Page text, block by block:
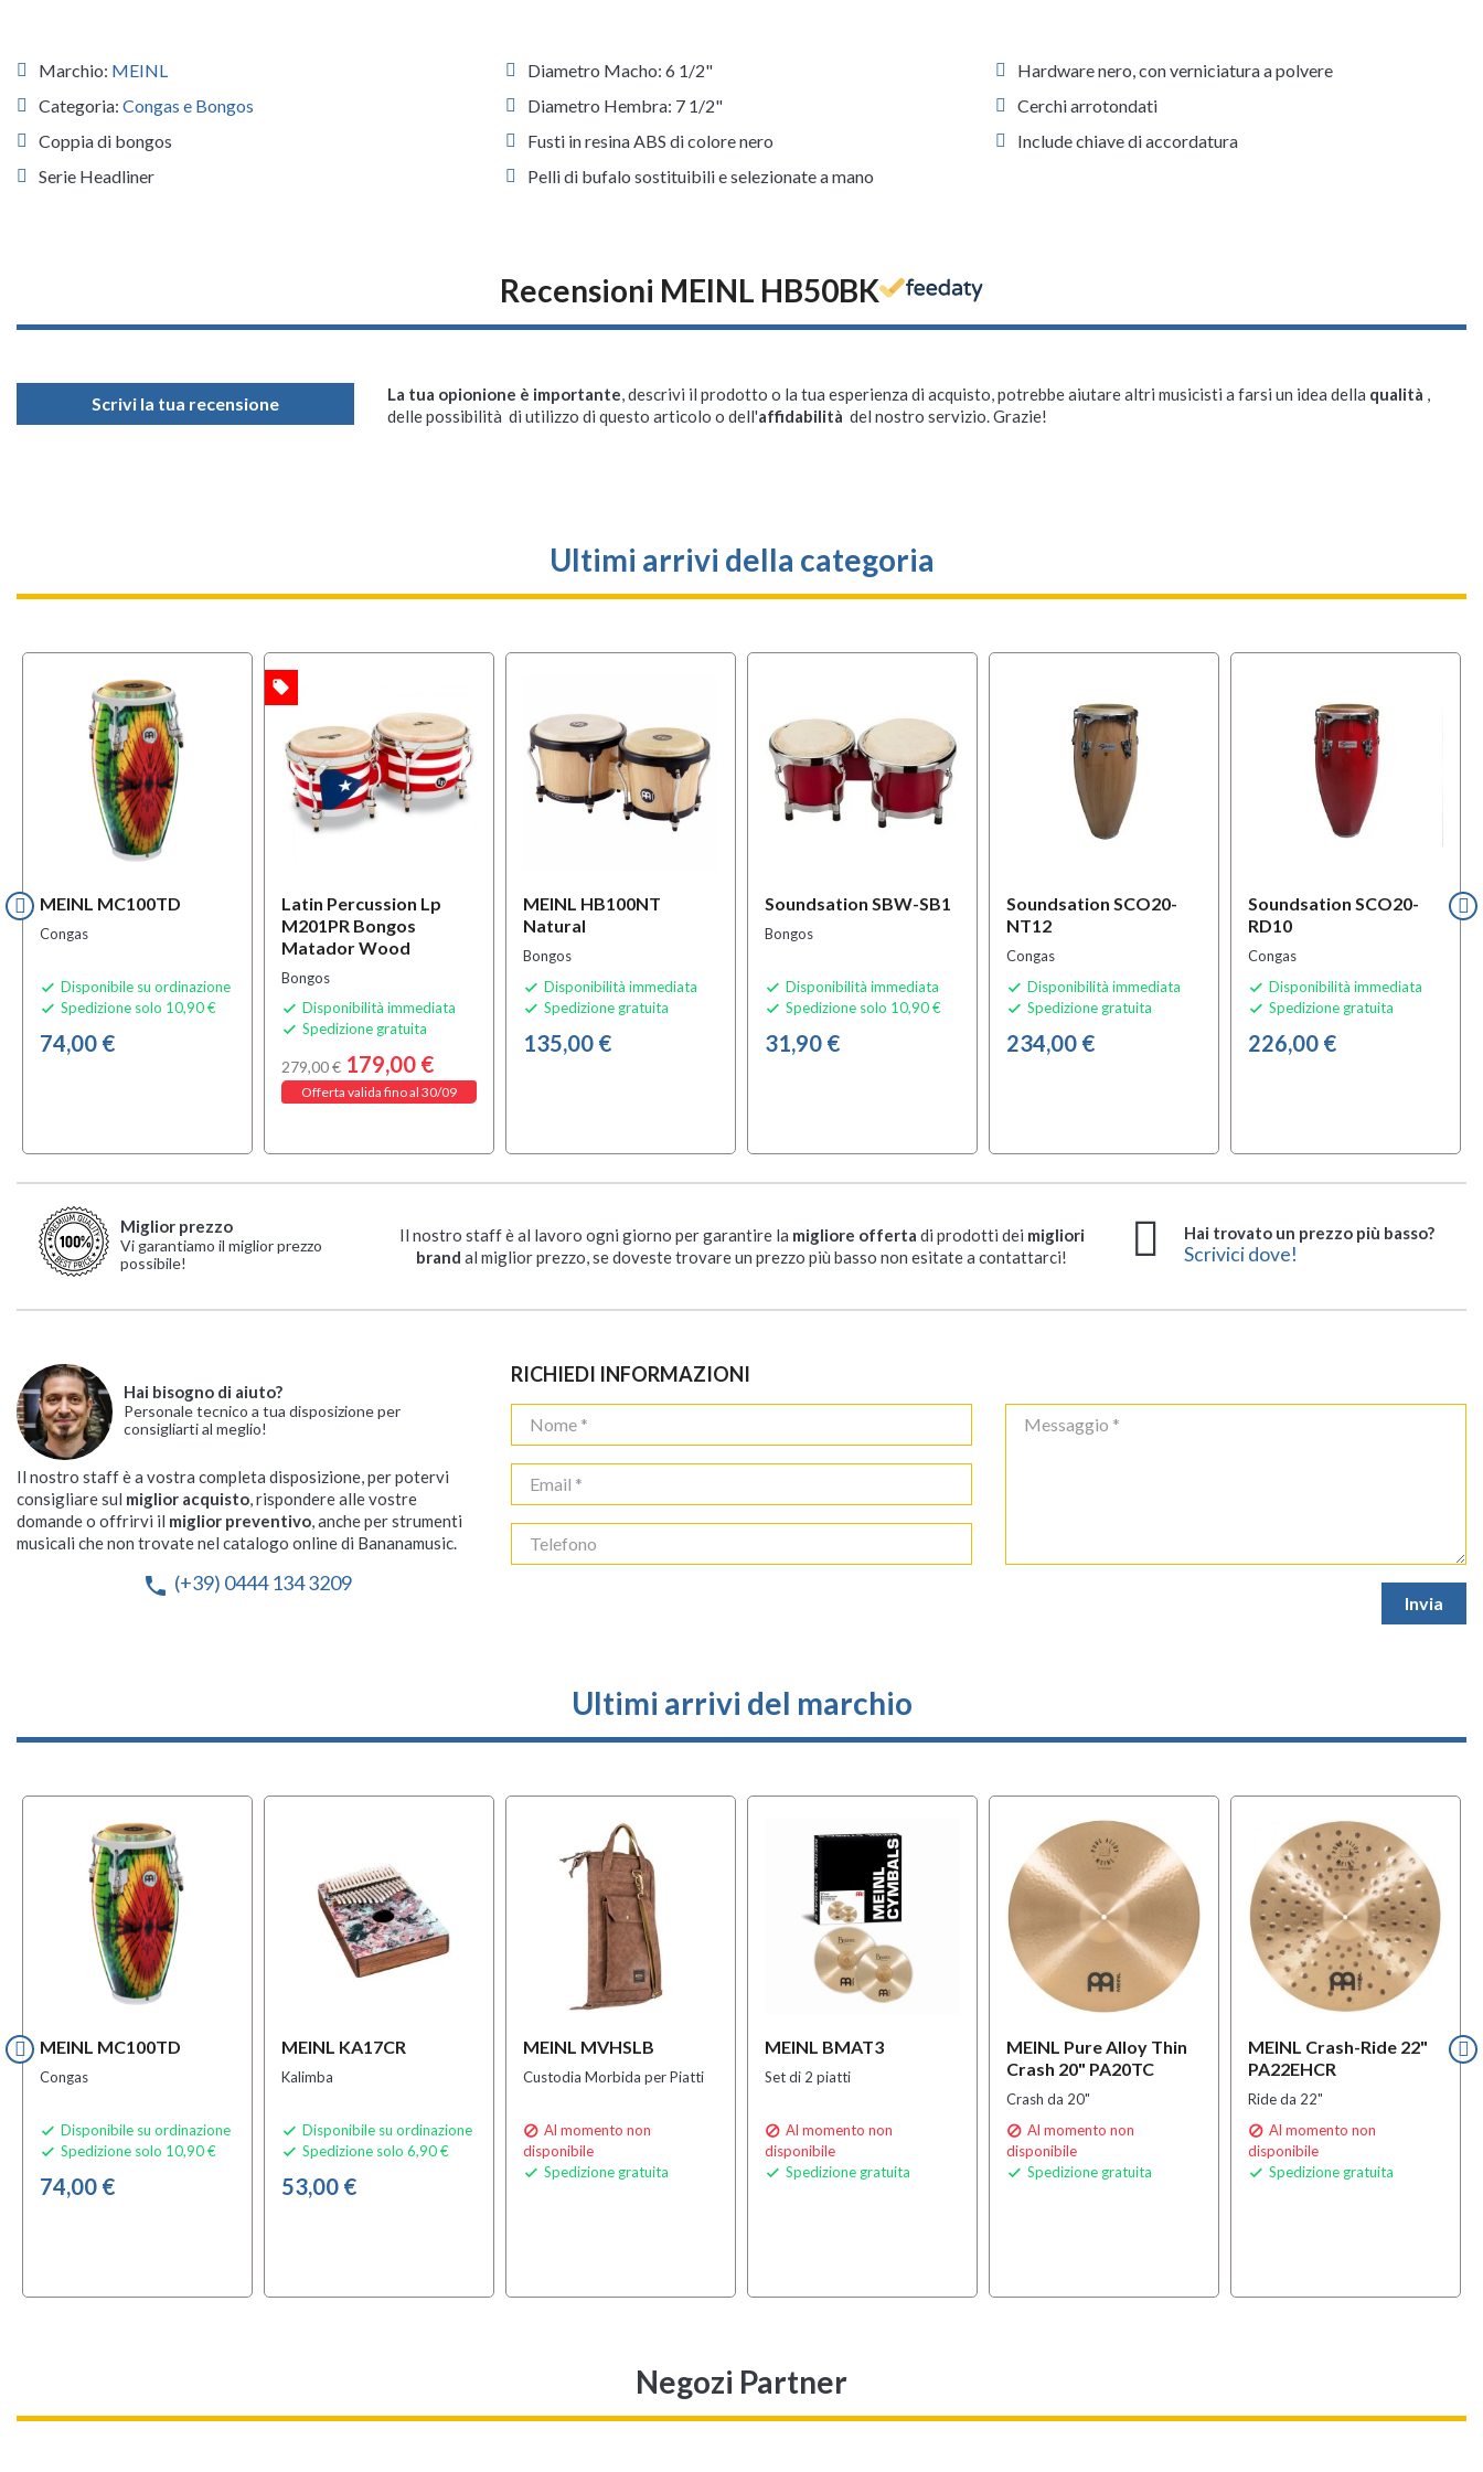
Marchio: MEINL
Categoria: Congas e Bongos
Coppia di bongos
Serie Headliner
Diametro Macho: 6 1/2"
Diametro Hembra: 7 1/2"
Fusti in resina ABS di colore nero
Pelli di bufalo sostituibili e selezionate a mano
Hardware nero, con verniciatura a polvere
Cerchi arrotondati
Include chiave di accordatura
Recensioni MEINL HB50BK
Scrivi la tua recensione La tua opionione è importante, descrivi il prodotto o la tua esperienza di acquisto, potrebbe aiutare altri musicisti a farsi un idea della qualità ,
delle possibilità di utilizzo di questo articolo o dell'affidabilità del nostro servizio. Grazie!
Ultimi arrivi della categoria
MEINL MC100TD
Congas
 Disponibile su ordinazione
 Spedizione solo 10,90 €
74,00 €
Latin Percussion Lp
M201PR Bongos
Matador Wood
Bongos
 Disponibilità immediata
 Spedizione gratuita
279,00 € 179,00 €
Offerta valida fino al 30/09
local_offer
MEINL HB100NT
Natural
Bongos
 Disponibilità immediata
 Spedizione gratuita
135,00 €
Soundsation SBW-SB1
Bongos
 Disponibilità immediata
 Spedizione solo 10,90 €
31,90 €
Soundsation SCO20-
NT12
Congas
 Disponibilità immediata
 Spedizione gratuita
234,00 €
Soundsation SCO20-
RD10
Congas
 Disponibilità immediata
 Spedizione gratuita
226,00 €
Miglior prezzo
Vi garantiamo il miglior prezzo
possibile!
Il nostro staff è al lavoro ogni giorno per garantire la migliore offerta di prodotti dei migliori
brand al miglior prezzo, se doveste trovare un prezzo più basso non esitate a contattarci!
Hai trovato un prezzo più basso?
Scrivici dove!
Hai bisogno di aiuto?
Personale tecnico a tua disposizione per
consigliarti al meglio!
Il nostro staff è a vostra completa disposizione, per potervi
consigliare sul miglior acquisto, rispondere alle vostre
domande o offrirvi il miglior preventivo, anche per strumenti
musicali che non trovate nel catalogo online di Bananamusic.
phone (+39) 0444 134 3209
RICHIEDI INFORMAZIONI
Ultimi arrivi del marchio
MEINL MC100TD
Congas
 Disponibile su ordinazione
 Spedizione solo 10,90 €
74,00 €
MEINL KA17CR
Kalimba
 Disponibile su ordinazione
 Spedizione solo 6,90 €
53,00 €
MEINL MVHSLB
Custodia Morbida per Piatti
 Al momento non
disponibile
 Spedizione gratuita
MEINL BMAT3
Set di 2 piatti
 Al momento non
disponibile
 Spedizione gratuita
MEINL Pure Alloy Thin
Crash 20" PA20TC
Crash da 20"
 Al momento non
disponibile
 Spedizione gratuita
MEINL Crash-Ride 22"
PA22EHCR
Ride da 22"
 Al momento non
disponibile
 Spedizione gratuita
Negozi Partner